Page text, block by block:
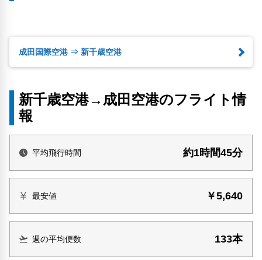
成田国際空港 ⇒ 新千歳空港
新千歳空港→成田空港のフライト情
報
平均飛行時間 約1時間45分
最安値 ￥5,640
週の平均便数 133本